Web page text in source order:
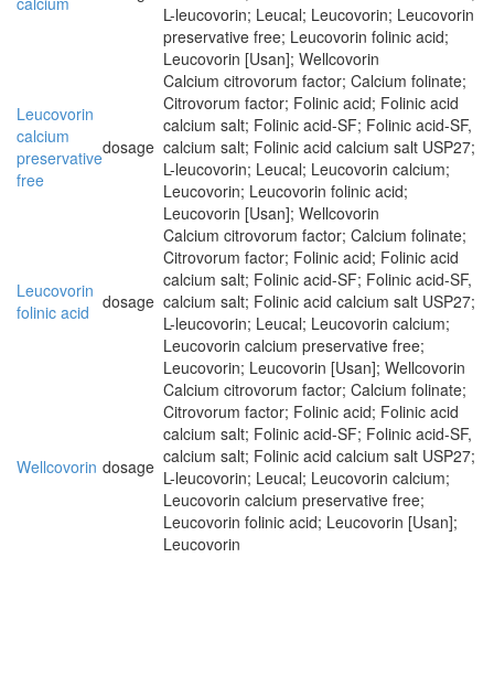
L-leucovorin; Leucal; Leucovorin; Leucovorin
preservative free; Leucovorin folinic acid;
Leucovorin [Usan]; Wellcovorin
Leucovorin
calcium
preservative
free
dosage
Calcium citrovorum factor; Calcium folinate;
Citrovorum factor; Folinic acid; Folinic acid
calcium salt; Folinic acid-SF; Folinic acid-SF,
calcium salt; Folinic acid calcium salt USP27;
L-leucovorin; Leucal; Leucovorin calcium;
Leucovorin; Leucovorin folinic acid;
Leucovorin [Usan]; Wellcovorin
Leucovorin
folinic acid
dosage
Calcium citrovorum factor; Calcium folinate;
Citrovorum factor; Folinic acid; Folinic acid
calcium salt; Folinic acid-SF; Folinic acid-SF,
calcium salt; Folinic acid calcium salt USP27;
L-leucovorin; Leucal; Leucovorin calcium;
Leucovorin calcium preservative free;
Leucovorin; Leucovorin [Usan]; Wellcovorin
Wellcovorin dosage
Calcium citrovorum factor; Calcium folinate;
Citrovorum factor; Folinic acid; Folinic acid
calcium salt; Folinic acid-SF; Folinic acid-SF,
calcium salt; Folinic acid calcium salt USP27;
L-leucovorin; Leucal; Leucovorin calcium;
Leucovorin calcium preservative free;
Leucovorin folinic acid; Leucovorin [Usan];
Leucovorin